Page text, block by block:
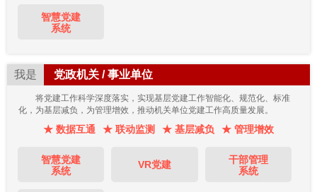
智慧党建
系统
我是 党政机关 / 事业单位
将党建工作科学深度落实，实现基层党建工作智能化、规范化、标准
化，为基层减负，为管理增效，推动机关单位党建工作高质量发展。
★ 数据互通 ★ 联动监测 ★ 基层减负 ★ 管理增效
智慧党建
系统
VR党建
干部管理
系统